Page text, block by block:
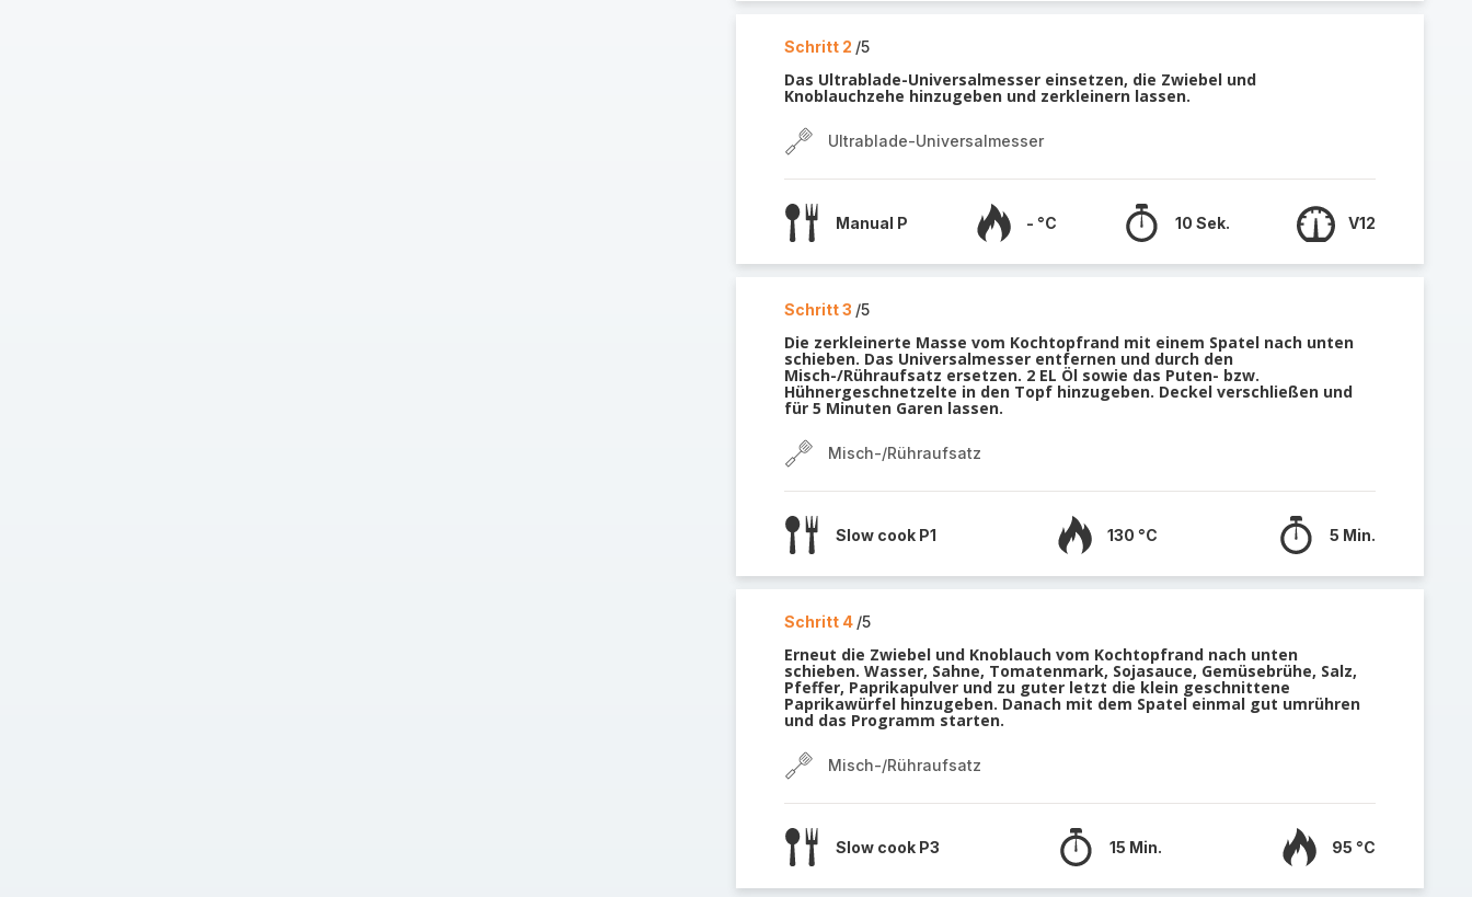
Schritt 2 /5
Das Ultrablade-Universalmesser einsetzen, die Zwiebel und
Knoblauchzehe hinzugeben und zerkleinern lassen.
Ultrablade-Universalmesser
Manual P - °C 10 Sek. V12
Schritt 3 /5
Die zerkleinerte Masse vom Kochtopfrand mit einem Spatel nach unten
schieben. Das Universalmesser entfernen und durch den
Misch-/Rühraufsatz ersetzen. 2 EL Öl sowie das Puten- bzw.
Hühnergeschnetzelte in den Topf hinzugeben. Deckel verschließen und
für 5 Minuten Garen lassen.
Misch-/Rühraufsatz
Slow cook P1 130 °C 5 Min.
Schritt 4 /5
Erneut die Zwiebel und Knoblauch vom Kochtopfrand nach unten
schieben. Wasser, Sahne, Tomatenmark, Sojasauce, Gemüsebrühe, Salz,
Pfeffer, Paprikapulver und zu guter letzt die klein geschnittene
Paprikawürfel hinzugeben. Danach mit dem Spatel einmal gut umrühren
und das Programm starten.
Misch-/Rühraufsatz
Slow cook P3 15 Min. 95 °C